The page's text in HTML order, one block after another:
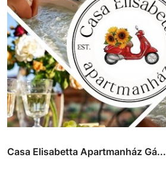
Casa Elisabetta Apartmanház Gá...